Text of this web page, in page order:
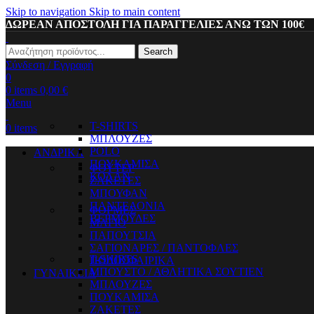
Skip to navigation Skip to main content
ΔΩΡΕΑΝ ΑΠΟΣΤΟΛΗ ΓΙΑ ΠΑΡΑΓΓΕΛΙΕΣ ΑΝΩ ΤΩΝ 100€
Search
Σύνδεση / Εγγραφή
0
0 items 0,00 €
Menu
0 items
ΑΝΔΡΙΚΑ
T-SHIRTS
ΜΠΛΟΥΖΕΣ
POLO
ΠΟΥΚΑΜΙΣΑ
ΚΟΛΑΝ
ΦΟΥΤΕΡ
ΖΑΚΕΤΕΣ
ΜΠΟΥΦΑΝ
ΠΑΝΤΕΛΟΝΙΑ
ΒΕΡΜΟΥΔΕΣ
ΦΟΡΜΕΣ
ΜΑΓΙΟ
ΠΑΠΟΥΤΣΙΑ
ΣΑΓΙΟΝΑΡΕΣ / ΠΑΝΤΟΦΛΕΣ
ΠΟΔΟΣΦΑΙΡΙΚΑ
ΓΥΝΑΙΚΕΙΑ
T-SHIRTS
ΜΠΟΥΣΤΟ / ΑΘΛΗΤΙΚΑ ΣΟΥΤΙΕΝ
ΜΠΛΟΥΖΕΣ
ΠΟΥΚΑΜΙΣΑ
ΖΑΚΕΤΕΣ